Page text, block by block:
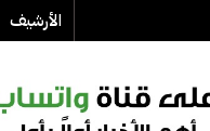
الأرشيف